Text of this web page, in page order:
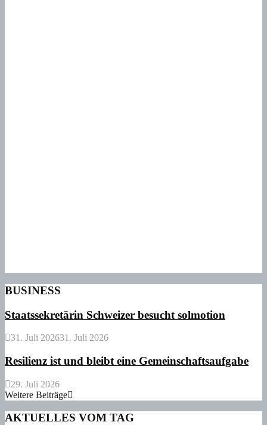
BUSINESS
Staatssekretärin Schweizer besucht solmotion
31. Juli 202631. Juli 2026
Resilienz ist und bleibt eine Gemeinschaftsaufgabe
29. Juli 2026
Weitere Beiträge
AKTUELLES VOM TAG